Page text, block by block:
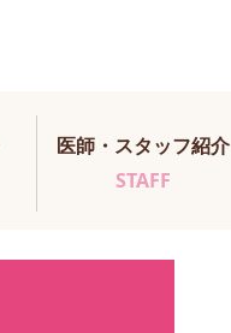
医師・スタッフ紹介
STAFF